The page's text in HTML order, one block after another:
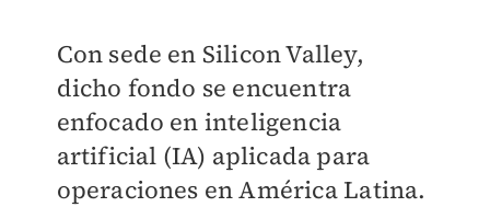
Con sede en Silicon Valley,
dicho fondo se encuentra
enfocado en inteligencia
artificial (IA) aplicada para
operaciones en América Latina.